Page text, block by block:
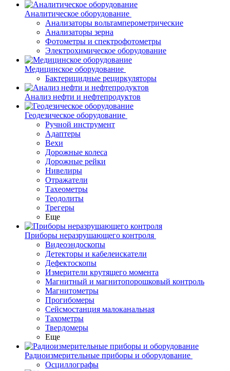
Аналитическое оборудование
Анализаторы вольтамперометрические
Анализаторы зерна
Фотометры и спектрофотометры
Электрохимическое оборудование
Медицинское оборудование
Бактерицидные рециркуляторы
Анализ нефти и нефтепродуктов
Геодезическое оборудование
Ручной инструмент
Адаптеры
Вехи
Дорожные колеса
Дорожные рейки
Нивелиры
Отражатели
Тахеометры
Теодолиты
Трегеры
Еще
Приборы неразрушающего контроля
Видеоэндоскопы
Детекторы и кабелеискатели
Дефектоскопы
Измерители крутящего момента
Магнитный и магнитопорошковый контроль
Магнитометры
Прогибомеры
Сейсмостанция малоканальная
Тахометры
Твердомеры
Еще
Радиоизмерительные приборы и оборудование
Осциллографы